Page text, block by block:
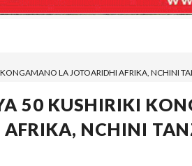
LA JOTOARIDHI AFRIKA, NCHINI
50 KUSHIRIKI
AFRIKA, NCHINI